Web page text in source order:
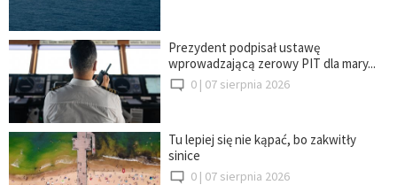
Prezydent podpisał ustawę
wprowadzającą zerowy PIT dla mary...
0 | 07 sierpnia 2026
Tu lepiej się nie kąpać, bo zakwitły
sinice
0 | 07 sierpnia 2026